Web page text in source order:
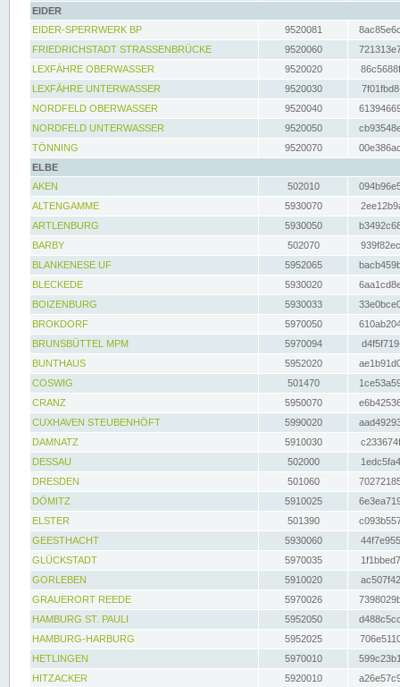
EIDER
EIDER-SPERRWERK BP
9520081
FRIEDRICHSTADT STRASSENBRÜCKE
9520060
LEXFÄHRE OBERWASSER
9520020
LEXFÄHRE UNTERWASSER
9520030
NORDFELD OBERWASSER
9520040
NORDFELD UNTERWASSER
9520050
TÖNNING
9520070
ELBE
AKEN
502010
ALTENGAMME
5930070
ARTLENBURG
5930050
BARBY
502070
BLANKENESE UF
5952065
BLECKEDE
5930020
BOIZENBURG
5930033
BROKDORF
5970050
BRUNSBÜTTEL MPM
5970094
BUNTHAUS
5952020
COSWIG
501470
CRANZ
5950070
CUXHAVEN STEUBENHÖFT
5990020
DAMNATZ
5910030
DESSAU
502000
DRESDEN
501060
DÖMITZ
5910025
ELSTER
501390
GEESTHACHT
5930060
GLÜCKSTADT
5970035
GORLEBEN
5910020
GRAUERORT REEDE
5970026
HAMBURG ST. PAULI
5952050
HAMBURG-HARBURG
5952025
HETLINGEN
5970010
HITZACKER
5920010